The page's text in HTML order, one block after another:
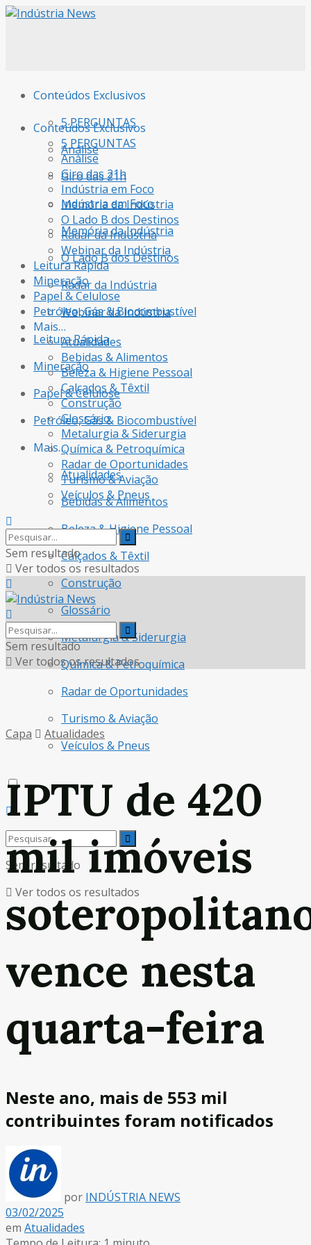
Conteúdos Exclusivos
5 PERGUNTAS
Análise
Giro das 21h
Indústria em Foco
Memória da Indústria
O Lado B dos Destinos
Radar da Indústria
Webinar da Indústria
Leitura Rápida
Mineração
Papel & Celulose
Petróleo, Gás & Biocombustível
Mais…
Atualidades
Bebidas & Alimentos
Beleza & Higiene Pessoal
Calçados & Têxtil
Construção
Glossário
Metalurgia & Siderurgia
Química & Petroquímica
Radar de Oportunidades
Turismo & Aviação
Veículos & Pneus
Sem resultado
Ver todos os resultados
Conteúdos Exclusivos
5 PERGUNTAS
Análise
Giro das 21h
Indústria em Foco
Memória da Indústria
O Lado B dos Destinos
Radar da Indústria
Webinar da Indústria
Leitura Rápida
Mineração
Papel & Celulose
Petróleo, Gás & Biocombustível
Mais…
Atualidades
Bebidas & Alimentos
Beleza & Higiene Pessoal
Calçados & Têxtil
Construção
Glossário
Metalurgia & Siderurgia
Química & Petroquímica
Radar de Oportunidades
Turismo & Aviação
Veículos & Pneus
Sem resultado
Ver todos os resultados
Sem resultado
Ver todos os resultados
Capa Atualidades
IPTU de 420
mil imóveis
vence nesta
quarta-feira
Neste ano, mais de 553 mil
contribuintes foram notificados
por INDÚSTRIA NEWS
03/02/2025
em Atualidades